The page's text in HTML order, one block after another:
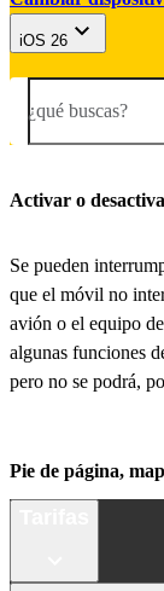
iOS 26
¿qué buscas?
Activar o
Se pueden
que el móvil no
avión o el equipo
algunas funciones
pero no se podrá,
Pie de página,